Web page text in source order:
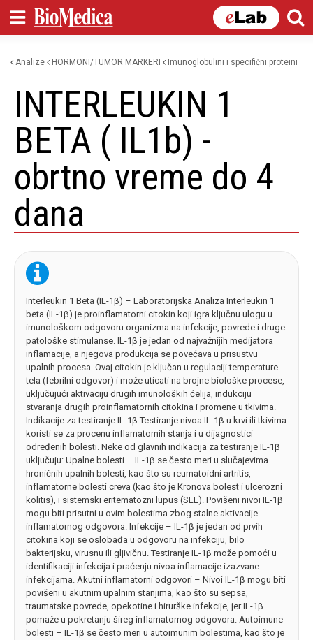
content
Analize HORMONI/TUMOR MARKERI imunoglobulini i specifični proteini
INTERLEUKIN 1
BETA ( IL1b) -
obrtno vreme do 4
dana
Interleukin 1 Beta (IL-1β) – Laboratorijska Analiza Interleukin 1
beta (IL-1β) je proinflamatorni citokin koji igra ključnu ulogu u
imunološkom odgovoru organizma na infekcije, povrede i druge
patološke stimulanse. IL-1β je jedan od najvažnijih medijatora
inflamacije, a njegova produkcija se povećava u prisustvu
upalnih procesa. Ovaj citokin je ključan u regulaciji temperature
tela (febrilni odgovor) i može uticati na brojne biološke procese,
uključujući aktivaciju drugih imunoloških ćelija, indukciju
stvaranja drugih proinflamatornih citokina i promene u tkivima.
Indikacije za testiranje IL-1β Testiranje nivoa IL-1β u krvi ili tkivima
koristi se za procenu inflamatornih stanja i u dijagnostici
određenih bolesti. Neke od glavnih indikacija za testiranje IL-1β
uključuju: Upalne bolesti – IL-1β se često meri u slučajevima
hroničnih upalnih bolesti, kao što su reumatoidni artritis,
inflamatorne bolesti creva (kao što je Kronova bolest i ulcerozni
kolitis), i sistemski eritematozni lupus (SLE). Povišeni nivoi IL-1β
mogu biti prisutni u ovim bolestima zbog stalne aktivacije
inflamatornog odgovora. Infekcije – IL-1β je jedan od prvih
citokina koji se oslobađa u odgovoru na infekciju, bilo
bakterijsku, virusnu ili gljivičnu. Testiranje IL-1β može pomoći u
identifikaciji infekcija i praćenju nivoa inflamacije izazvane
infekcijama. Akutni inflamatorni odgovori – Nivoi IL-1β mogu biti
povišeni u akutnim upalnim stanjima, kao što su sepsa,
traumatske povrede, opekotine i hirurške infekcije, jer IL-1β
pomaže u pokretanju šireg inflamatornog odgovora. Autoimune
bolesti – IL-1β se često meri u autoimunim bolestima, kao što je